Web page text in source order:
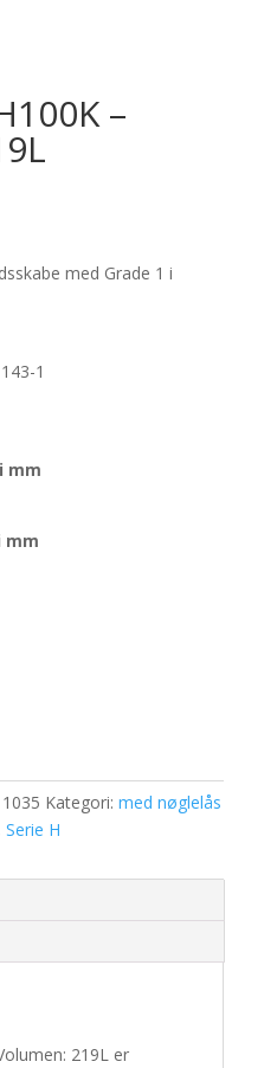
–
med Grade 1 i
1
mm
mm
Kategori: med nøglelås
Serie H
219L er